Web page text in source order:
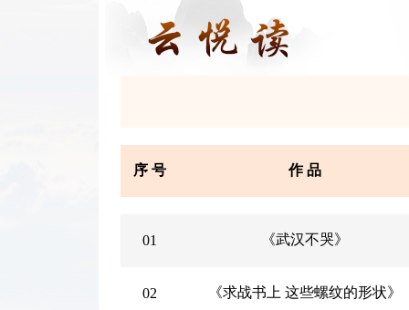
序 号 作 品
01 《武汉不哭》
02 《求战书上 这些螺纹的形状》